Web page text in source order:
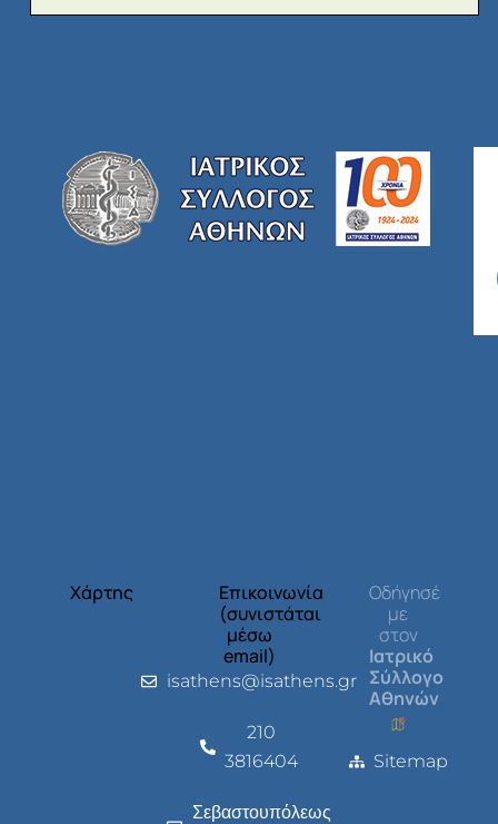
Χάρτης
Επικοινωνία
(συνιστάται
μέσω
email)
isathens@isathens.gr
210
3816404
Σεβαστουπόλεως
Οδήγησέ
με
στον
Ιατρικό
Σύλλογο
Αθηνών
Sitemap